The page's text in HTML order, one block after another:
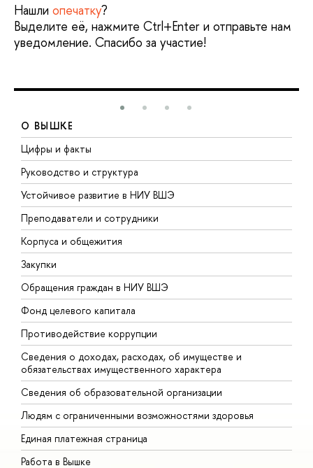
Нашли опечатку?
Выделите её, нажмите Ctrl+Enter и отправьте нам
уведомление. Спасибо за участие!
О ВЫШКЕ
Цифры и факты
Руководство и структура
Устойчивое развитие в НИУ ВШЭ
Преподаватели и сотрудники
Корпуса и общежития
Закупки
Обращения граждан в НИУ ВШЭ
Фонд целевого капитала
Противодействие коррупции
Сведения о доходах, расходах, об имуществе и
обязательствах имущественного характера
Сведения об образовательной организации
Людям с ограниченными возможностями здоровья
Единая платежная страница
Работа в Вышке